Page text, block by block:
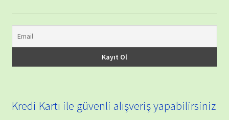
Kredi Kartı ile güvenli alışveriş yapabilirsiniz